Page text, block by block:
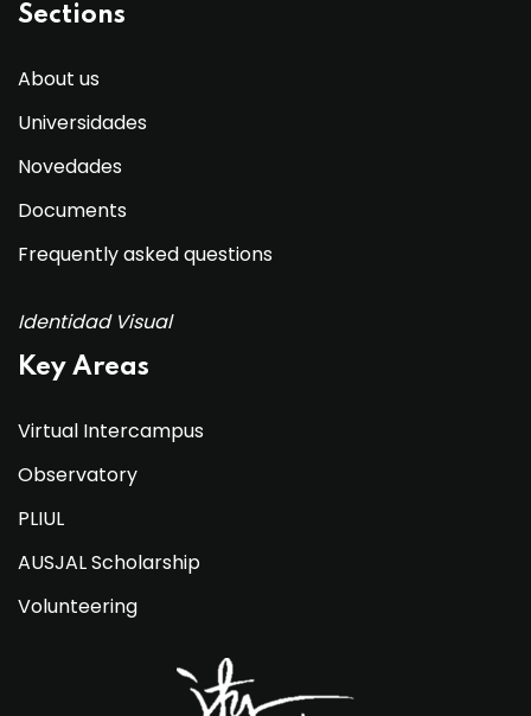
Sections
About us
Universidades
Novedades
Documents
Frequently asked questions
Identidad Visual
Key Areas
Virtual Intercampus
Observatory
PLIUL
AUSJAL Scholarship
Volunteering